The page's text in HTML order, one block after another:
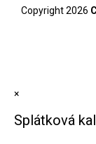
Copyright 2026
×
Splátková